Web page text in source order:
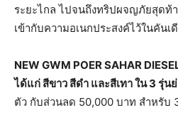
ระยะไกล ไปจนถึงทริปผจญภัยสุดท้
เข้ากับความอเนกประสงค์ไว้ในคันเ
NEW GWM POER SAHAR
ได้แก่ สีขาว สีดำ และสีเทาใน3 รุ่น
ตัว กับส่วนลด 50,000 บาท สำหรับ